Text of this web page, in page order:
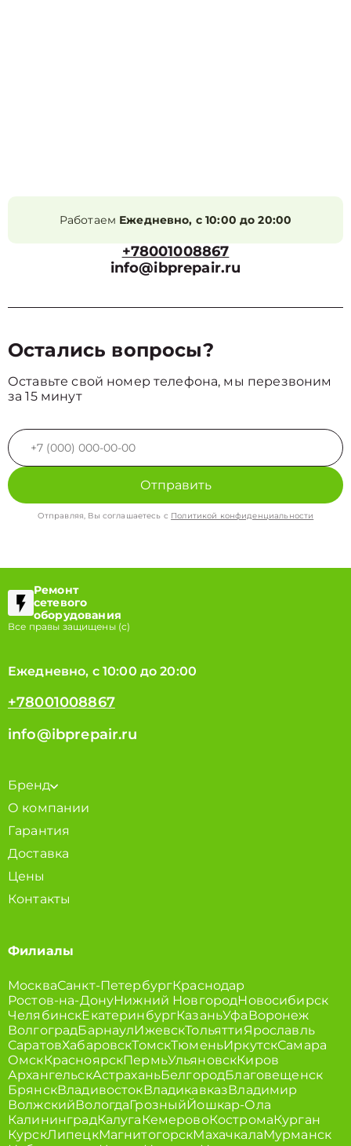
Работаем Ежедневно, с 10:00 до 20:00
+78001008867
info@ibprepair.ru
Остались вопросы?
Оставьте свой номер телефона, мы перезвоним
за 15 минут
Отправить
Отправляя, Вы соглашаетесь с Политикой конфиденциальности
Ремонт
сетевого
оборудования
Все правы защищены (с)
Ежедневно, с 10:00 до 20:00
+78001008867
info@ibprepair.ru
Бренд
О компании
Гарантия
Доставка
Цены
Контакты
Филиалы
МоскваСанкт-ПетербургКраснодар
Ростов-на-ДонуНижний НовгородНовосибирск
ЧелябинскЕкатеринбургКазаньУфаВоронеж
ВолгоградБарнаулИжевскТольяттиЯрославль
СаратовХабаровскТомскТюменьИркутскСамара
ОмскКрасноярскПермьУльяновскКиров
АрхангельскАстраханьБелгородБлаговещенск
БрянскВладивостокВладикавказВладимир
ВолжскийВологдаГрозныйЙошкар-Ола
КалининградКалугаКемеровоКостромаКурган
КурскЛипецкМагнитогорскМахачкалаМурманск